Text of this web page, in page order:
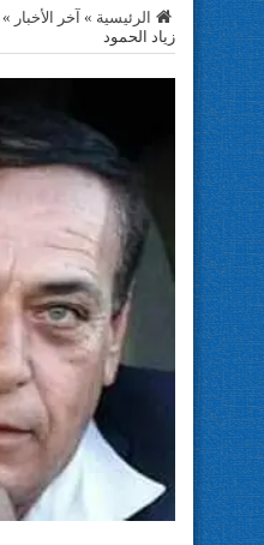
الرئيسية » آخر الأخبار »
زياد الحمود